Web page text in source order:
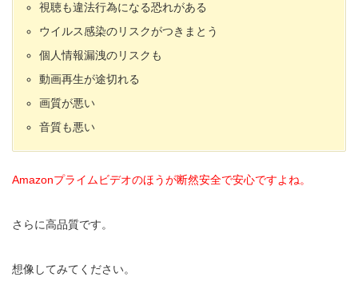
視聴も違法行為になる恐れがある
ウイルス感染のリスクがつきまとう
個人情報漏洩のリスクも
動画再生が途切れる
画質が悪い
音質も悪い
Amazonプライムビデオのほうが断然安全で安心ですよね。
さらに高品質です。
想像してみてください。